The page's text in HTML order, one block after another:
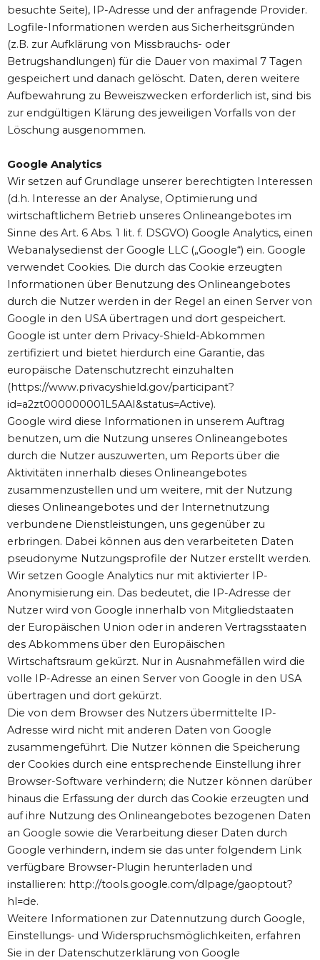
besuchte Seite), IP-Adresse und der anfragende Provider.
Logfile-Informationen werden aus Sicherheitsgründen
(z.B. zur Aufklärung von Missbrauchs- oder
Betrugshandlungen) für die Dauer von maximal 7 Tagen
gespeichert und danach gelöscht. Daten, deren weitere
Aufbewahrung zu Beweiszwecken erforderlich ist, sind bis
zur endgültigen Klärung des jeweiligen Vorfalls von der
Löschung ausgenommen.
Google Analytics
Wir setzen auf Grundlage unserer berechtigten Interessen
(d.h. Interesse an der Analyse, Optimierung und
wirtschaftlichem Betrieb unseres Onlineangebotes im
Sinne des Art. 6 Abs. 1 lit. f. DSGVO) Google Analytics, einen
Webanalysedienst der Google LLC („Google“) ein. Google
verwendet Cookies. Die durch das Cookie erzeugten
Informationen über Benutzung des Onlineangebotes
durch die Nutzer werden in der Regel an einen Server von
Google in den USA übertragen und dort gespeichert.
Google ist unter dem Privacy-Shield-Abkommen
zertifiziert und bietet hierdurch eine Garantie, das
europäische Datenschutzrecht einzuhalten
(https://www.privacyshield.gov/participant?
id=a2zt000000001L5AAI&status=Active).
Google wird diese Informationen in unserem Auftrag
benutzen, um die Nutzung unseres Onlineangebotes
durch die Nutzer auszuwerten, um Reports über die
Aktivitäten innerhalb dieses Onlineangebotes
zusammenzustellen und um weitere, mit der Nutzung
dieses Onlineangebotes und der Internetnutzung
verbundene Dienstleistungen, uns gegenüber zu
erbringen. Dabei können aus den verarbeiteten Daten
pseudonyme Nutzungsprofile der Nutzer erstellt werden.
Wir setzen Google Analytics nur mit aktivierter IP-
Anonymisierung ein. Das bedeutet, die IP-Adresse der
Nutzer wird von Google innerhalb von Mitgliedstaaten
der Europäischen Union oder in anderen Vertragsstaaten
des Abkommens über den Europäischen
Wirtschaftsraum gekürzt. Nur in Ausnahmefällen wird die
volle IP-Adresse an einen Server von Google in den USA
übertragen und dort gekürzt.
Die von dem Browser des Nutzers übermittelte IP-
Adresse wird nicht mit anderen Daten von Google
zusammengeführt. Die Nutzer können die Speicherung
der Cookies durch eine entsprechende Einstellung ihrer
Browser-Software verhindern; die Nutzer können darüber
hinaus die Erfassung der durch das Cookie erzeugten und
auf ihre Nutzung des Onlineangebotes bezogenen Daten
an Google sowie die Verarbeitung dieser Daten durch
Google verhindern, indem sie das unter folgendem Link
verfügbare Browser-Plugin herunterladen und
installieren: http://tools.google.com/dlpage/gaoptout?
hl=de.
Weitere Informationen zur Datennutzung durch Google,
Einstellungs- und Widerspruchsmöglichkeiten, erfahren
Sie in der Datenschutzerklärung von Google